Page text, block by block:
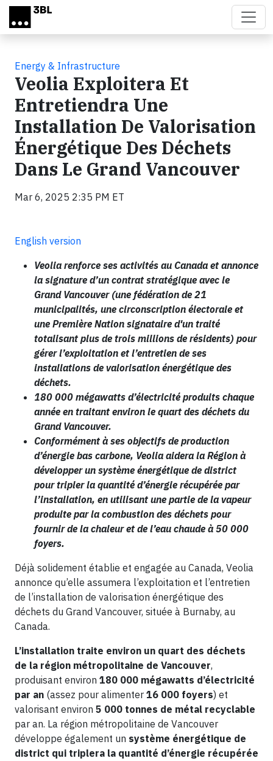
Skip to main content
Energy & Infrastructure
Veolia Exploitera Et
Entretiendra Une
Installation De Valorisation
Énergétique Des Déchets
Dans Le Grand Vancouver
Mar 6, 2025 2:35 PM ET
English version
Veolia renforce ses activités au Canada et annonce
la signature d’un contrat stratégique avec le
Grand Vancouver (une fédération de 21
municipalités, une circonscription électorale et
une Première Nation signataire d'un traité
totalisant plus de trois millions de résidents) pour
gérer l’exploitation et l’entretien de ses
installations de valorisation énergétique des
déchets.
180 000 mégawatts d’électricité produits chaque
année en traitant environ le quart des déchets du
Grand Vancouver.
Conformément à ses objectifs de production
d’énergie bas carbone, Veolia aidera la Région à
développer un système énergétique de district
pour tripler la quantité d’énergie récupérée par
l’installation, en utilisant une partie de la vapeur
produite par la combustion des déchets pour
fournir de la chaleur et de l’eau chaude à 50 000
foyers.
Déjà solidement établie et engagée au Canada, Veolia
annonce qu’elle assumera l’exploitation et l’entretien
de l’installation de valorisation énergétique des
déchets du Grand Vancouver, située à Burnaby, au
Canada.
L’installation traite environ un quart des déchets
de la région métropolitaine de Vancouver,
produisant environ 180 000 mégawatts d’électricité
par an (assez pour alimenter 16 000 foyers) et
valorisant environ 5 000 tonnes de métal recyclable
par an. La région métropolitaine de Vancouver
développe également un système énergétique de
district qui triplera la quantité d’énergie récupérée